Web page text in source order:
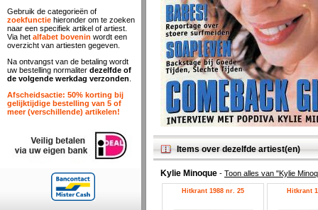
Items over dezelfde artiest(en)
Kylie Minoque - Toon alles van "Kylie
Hitkrant 1988 nr. 25 Hitkrant
Gebruik de categorieën of
zoekfunctie hieronder om te zoeken
naar een specifiek artikel of artiest.
Via het alfabet bovenin wordt een
overzicht van artiesten gegeven.
Na ontvangst van de betaling wordt
uw bestelling normaliter dezelfde of
de volgende werkdag verzonden
Afscheidsactie: 50% korting bij
gelijktijdige bestelling van 5 of
meer (verschillende) artikelen!